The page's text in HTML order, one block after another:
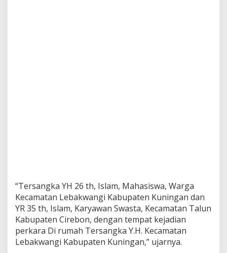
“Tersangka YH 26 th, Islam, Mahasiswa, Warga
Kecamatan Lebakwangi Kabupaten Kuningan dan
YR 35 th, Islam, Karyawan Swasta, Kecamatan Talun
Kabupaten Cirebon, dengan tempat kejadian
perkara Di rumah Tersangka Y.H. Kecamatan
Lebakwangi Kabupaten Kuningan,” ujarnya.